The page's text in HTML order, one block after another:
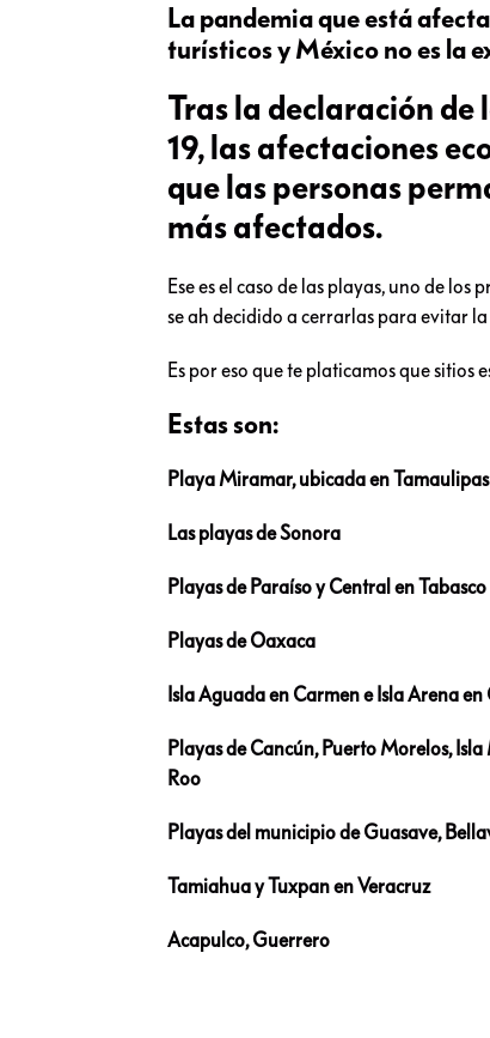
La pandemia que está
turísticos y México no es la
Tras la declaración de
19, las afectaciones
que las personas
más afectados.
Ese es el caso de las playas, uno de
se ah decidido a cerrarlas para evitar
Es por eso que te platicamos que
Estas son:
Playa Miramar, ubicada en Tamaulipas
Las playas de Sonora
Playas de Paraíso y Central en Tabasco
Playas de Oaxaca
Isla Aguada en Carmen e Isla Arena
Playas de Cancún, Puerto Morelos,
Roo
Playas del municipio de Guasave,
Tamiahua y Tuxpan en Veracruz
Acapulco, Guerrero